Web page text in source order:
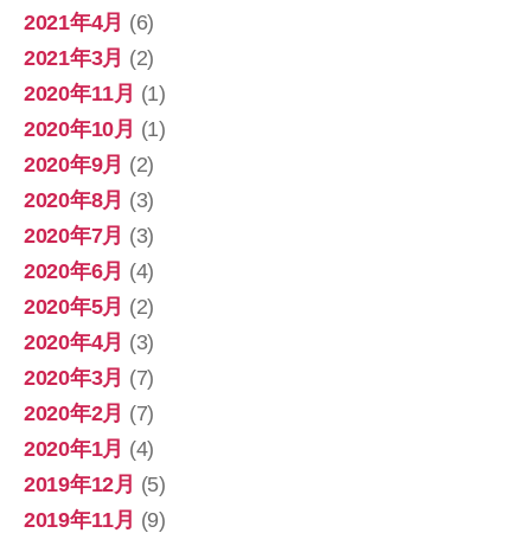
2021年4月 (6)
2021年3月 (2)
2020年11月 (1)
2020年10月 (1)
2020年9月 (2)
2020年8月 (3)
2020年7月 (3)
2020年6月 (4)
2020年5月 (2)
2020年4月 (3)
2020年3月 (7)
2020年2月 (7)
2020年1月 (4)
2019年12月 (5)
2019年11月 (9)